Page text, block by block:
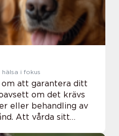
i fokus
om att garantera ditt
om det krävs
eller behandling av
Att vårda sitt